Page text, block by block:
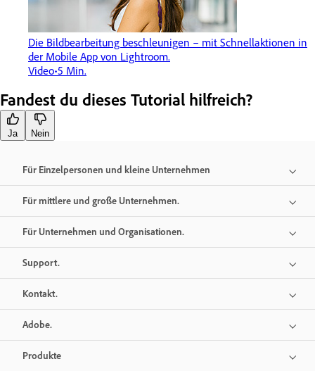
Die Bildbearbeitung beschleunigen – mit Schnellaktionen in
der Mobile App von Lightroom.
Video 5 Min.
Fandest du dieses Tutorial hilfreich?
Ja Nein
Für Einzelpersonen und kleine Unternehmen
Für mittlere und große Unternehmen.
Für Unternehmen und Organisationen.
Support.
Kontakt.
Adobe.
Produkte